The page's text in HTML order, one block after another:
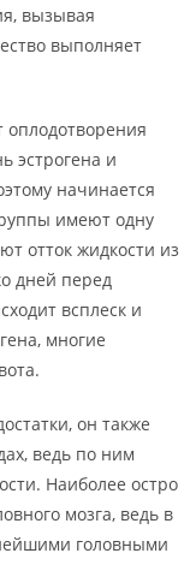
вызывая
выполняет
оплодотворения
эстрогена и
начинается
имеют одну
отток жидкости из
дней перед
всплеск и
многие
он также
ведь по ним
Наиболее остро
мозга, ведь в
головными